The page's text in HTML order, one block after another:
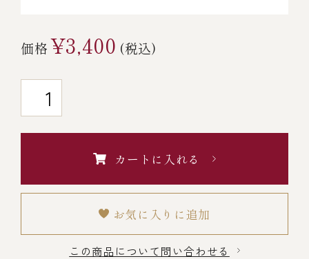
全商品一覧
冷凍商品一覧
常温商品一覧
価格¥3,400 (税込)
カートに入れる
お気に入りに追加
この商品について問い合わせる